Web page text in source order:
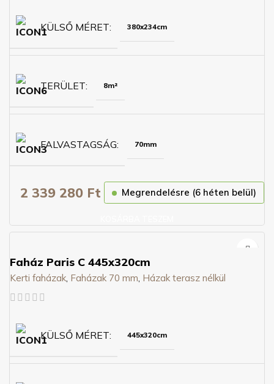
KÜLSŐ MÉRET 380x234cm
TERÜLET 8m²
FALVASTAGSÁG 70mm
2 339 280 Ft Megrendelésre (6 héten belül)
Faház Paris C 445x320cm
Kerti faházak, Faházak 70 mm, Házak terasz nélkül
KÜLSŐ MÉRET 445x320cm